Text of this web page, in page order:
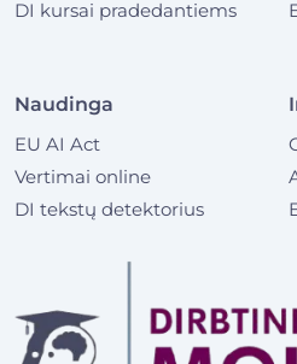
DI kursai pradedantiems
Naudinga
EU AI Act
Vertimai online
DI tekstų detektorius